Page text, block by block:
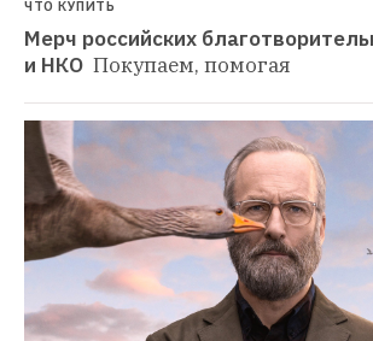
ЧТО КУПИТЬ
Мерч российских
и НКО Покупаем, помогая